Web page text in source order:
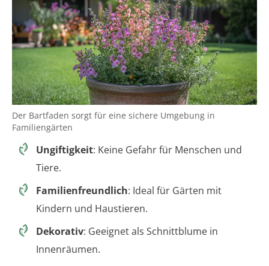
Der Bartfaden sorgt für eine sichere Umgebung in
Familiengärten
Ungiftigkeit: Keine Gefahr für Menschen und
Tiere.
Familienfreundlich: Ideal für Gärten mit
Kindern und Haustieren.
Dekorativ: Geeignet als Schnittblume in
Innenräumen.